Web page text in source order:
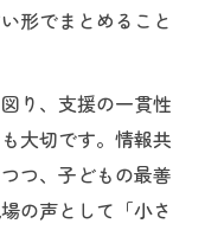
形でまとめること
り、支援の一貫性
大切です。情報共
つ、子どもの最善
の声として「小さ